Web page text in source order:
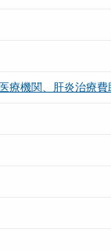
療機関、肝炎治療